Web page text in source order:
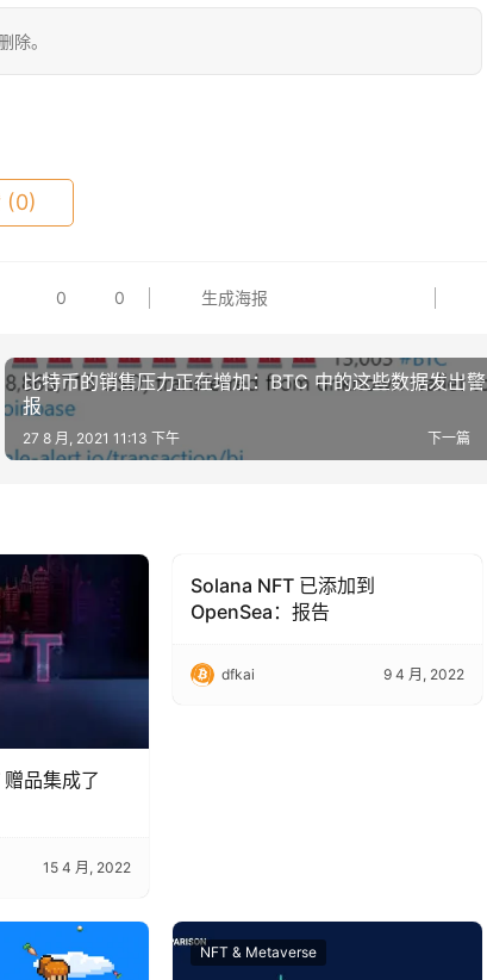
除。
(0)
0 0 生成海报
比特币的销售压力正在增加：BTC 中的这些数据发出警
报
下一篇
27 8 月, 2021 11:13 下午
品集成了
15 4 月, 2022
NFT & Metaverse
Solana NFT 已添加到
OpenSea：报告
dfkai 9 4 月, 2022
NFT & Metaverse